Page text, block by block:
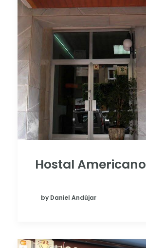
Hostal Americano
by Daniel Andújar